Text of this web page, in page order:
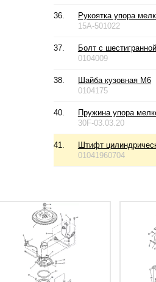
36.
Рукоятка упора
15A-501022
37.
Болт с
0104009
38.
Шайба кузовная М6
0104175
40.
Пружина упора
30F-03.03.20
41.
Штифт
01041960704